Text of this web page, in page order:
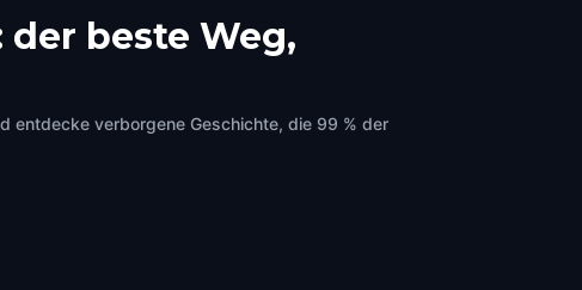
beste Weg,
entdecke verborgene Geschichte, die 99 % der